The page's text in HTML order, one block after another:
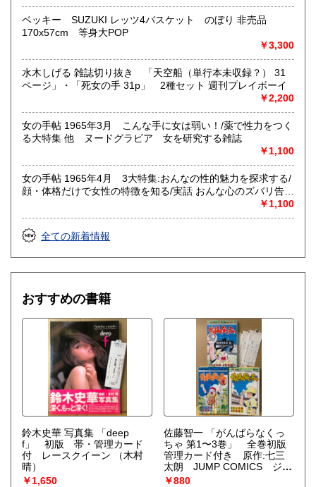
お電話 03-3219-5991でも受け付けております。
お取引内容は、ご依頼されたあとの返信メールに、さらに詳
しく説明した文章をお付けしております。ご安心ください。
取り扱い分野
趣味、サブカルチャー、古書一般（その他）
ベッキー SUZUKI レッツ4バスケット のぼり 非売品
170x57cm 等身大POP
￥3,300
水木しげる 雑誌切り抜き 「天空船（単行本未収録？） 31
ページ」・「死女の手 31p」 2種セット 週刊プレイボーイ
￥2,200
女の手帖 1965年3月 こんな手に女は弱い！/薬で性力をつく
る大特集 他 ヌードグラビア 女を研究する雑誌
￥1,100
女の手帖 1965年4月 3大特集:おんなの性的魅力を探求する/
顔・体格だけで女性の特徴を知る/実話 おんな心のズバリ告白
￥1,100
全ての新着情報
おすすめの書籍
鈴木史華 写真集 「deep
f」 初版 帯・管理カード
付 レースクイーン
（木村
晴）
￥1,650
佐藤智一 「がんばらなくっ
ちゃ 第1〜3巻」 全巻初版
管理カード付き 原作:七三
太朗 JUMP COMICS ジャ
ンプコミックス
￥880